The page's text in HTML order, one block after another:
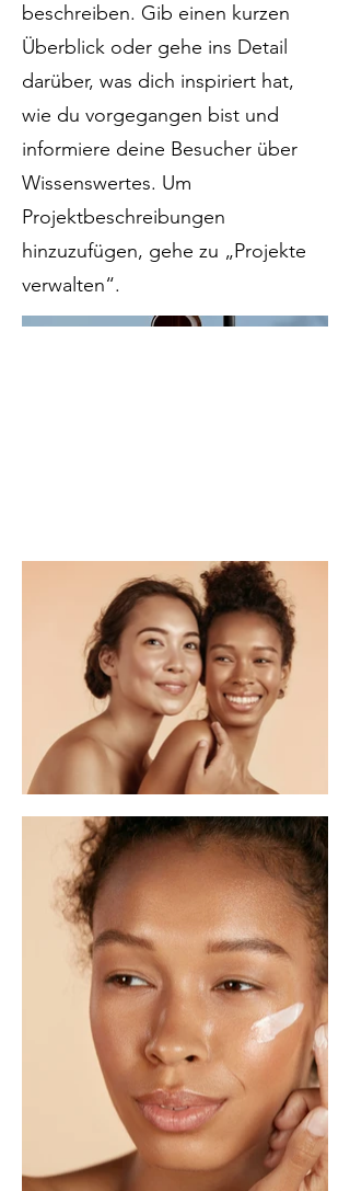
beschreiben. Gib einen kurzen
Überblick oder gehe ins Detail
darüber, was dich inspiriert hat,
wie du vorgegangen bist und
informiere deine Besucher über
Wissenswertes. Um
Projektbeschreibungen
hinzuzufügen, gehe zu „Projekte
verwalten“.